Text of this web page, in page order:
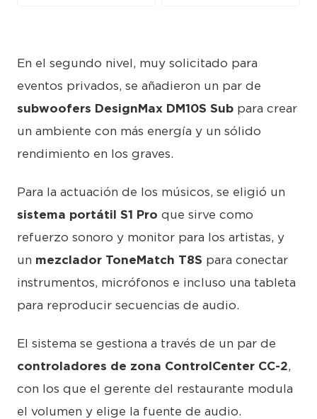
En el segundo nivel, muy solicitado para
eventos privados, se añadieron un par de
subwoofers DesignMax DM10S Sub para crear
un ambiente con más energía y un sólido
rendimiento en los graves.
Para la actuación de los músicos, se eligió un
sistema portátil S1 Pro que sirve como
refuerzo sonoro y monitor para los artistas, y
un mezclador ToneMatch T8S para conectar
instrumentos, micrófonos e incluso una tableta
para reproducir secuencias de audio.
El sistema se gestiona a través de un par de
controladores de zona ControlCenter CC-2,
con los que el gerente del restaurante modula
el volumen y elige la fuente de audio.